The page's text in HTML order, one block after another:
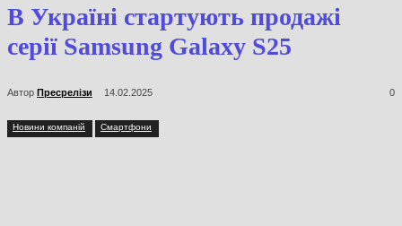
В Україні стартують продажі
серії Samsung Galaxy S25
Автор Пресрелізи 14.02.2025 0
Новини компаній Смартфони